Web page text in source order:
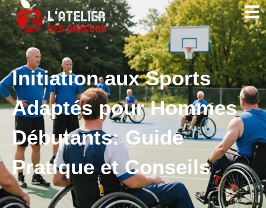
Initiation aux Sports
Adaptés pour Hommes
Débutants: Guide
Pratique et Conseils